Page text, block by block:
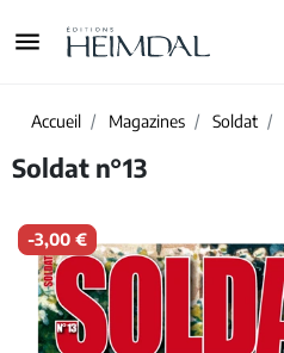
menu
Accueil Magazines Soldat
Soldat n°13
-3,00 €